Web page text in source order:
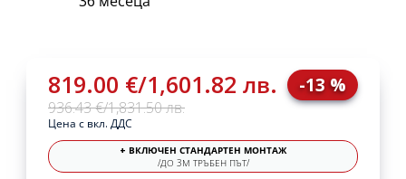
819.00 €/1,601.82 лв.
936.43 €/1,831.50 лв.
-13 %
Цена с вкл. ДДС
+ ВКЛЮЧЕН СТАНДАРТЕН МОНТАЖ
/ДО 3М ТРЪБЕН ПЪТ/